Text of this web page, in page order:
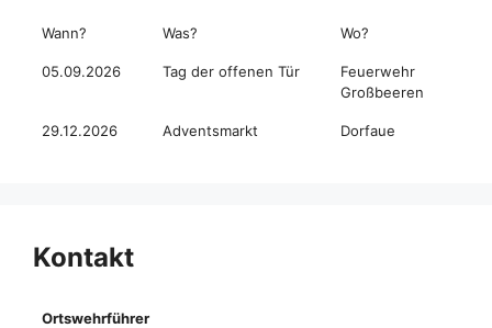
Wann? Was? Wo?
05.09.2026 Tag der offenen Tür
Feuerwehr
Großbeeren
29.12.2026 Adventsmarkt Dorfaue
Kontakt
Ortswehrführer